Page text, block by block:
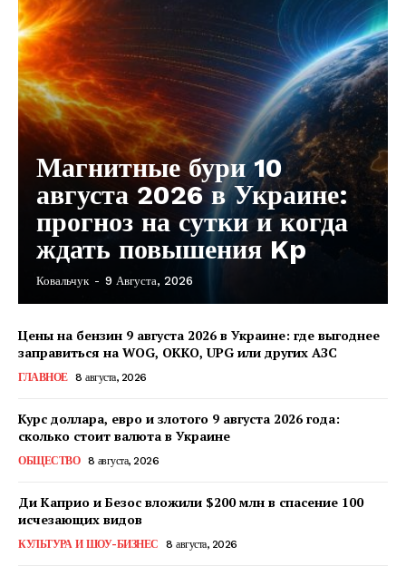
КавПолит
Магнитные бури 10
августа 2026 в Украине:
прогноз на сутки и когда
ждать повышения Kp
Ковальчук - 9 Августа, 2026
Цены на бензин 9 августа 2026 в Украине: где выгоднее
заправиться на WOG, OKKO, UPG или других АЗС
ГЛАВНОЕ 8 августа, 2026
Курс доллара, евро и злотого 9 августа 2026 года:
сколько стоит валюта в Украине
ОБЩЕСТВО 8 августа, 2026
Ди Каприо и Безос вложили $200 млн в спасение 100
исчезающих видов
КУЛЬТУРА И ШОУ-БИЗНЕС 8 августа, 2026